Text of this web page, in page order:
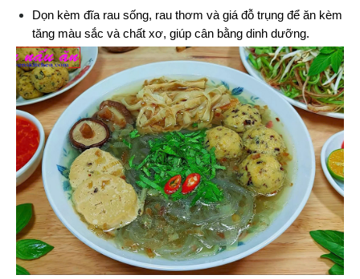
Dọn kèm đĩa rau sống, rau thơm và giá đỗ trụng để ăn kèm
tăng màu sắc và chất xơ, giúp cân bằng dinh dưỡng.